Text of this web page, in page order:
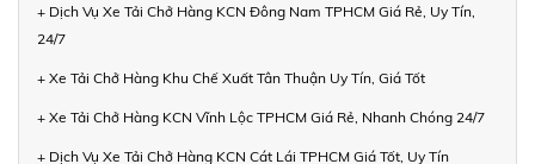
+ Dịch Vụ Xe Tải Chở Hàng KCN Đông Nam TPHCM Giá Rẻ, Uy Tín,
24/7
+ Xe Tải Chở Hàng Khu Chế Xuất Tân Thuận Uy Tín, Giá Tốt
+ Xe Tải Chở Hàng KCN Vĩnh Lộc TPHCM Giá Rẻ, Nhanh Chóng 24/7
+ Dịch Vụ Xe Tải Chở Hàng KCN Cát Lái TPHCM Giá Tốt, Uy Tín